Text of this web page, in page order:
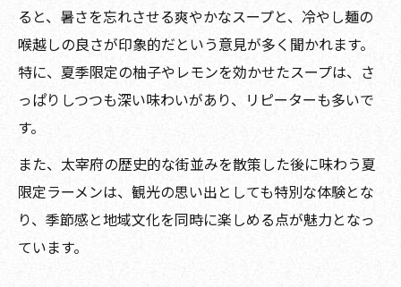
ると、暑さを忘れさせる爽やかなスープと、冷やし麺の
喉越しの良さが印象的だという意見が多く聞かれます。
特に、夏季限定の柚子やレモンを効かせたスープは、さ
っぱりしつつも深い味わいがあり、リピーターも多いで
す。
また、太宰府の歴史的な街並みを散策した後に味わう夏
限定ラーメンは、観光の思い出としても特別な体験とな
り、季節感と地域文化を同時に楽しめる点が魅力となっ
ています。